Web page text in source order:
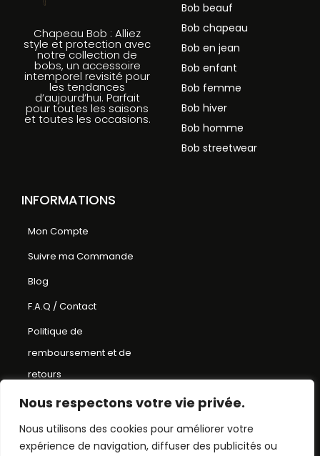
Nous respectons votre vie privée.
Nous utilisons des cookies pour améliorer votre
expérience de navigation, diffuser des publicités ou
Chapeau Bob : Alliez
style et protection avec
notre collection de
bobs, un accessoire
intemporel revisité pour
les tendances
d’aujourd’hui. Parfait
pour toutes les saisons
et toutes les occasions.
Bob beauf
Bob chapeau
Bob en jean
Bob enfant
Bob femme
Bob hiver
Bob homme
Bob streetwear
INFORMATIONS
Mon Compte
Suivre ma Commande
Blog
F.A.Q / Contact
Politique de
remboursement et de
retours
Conditions Générales de
Mentions Légales